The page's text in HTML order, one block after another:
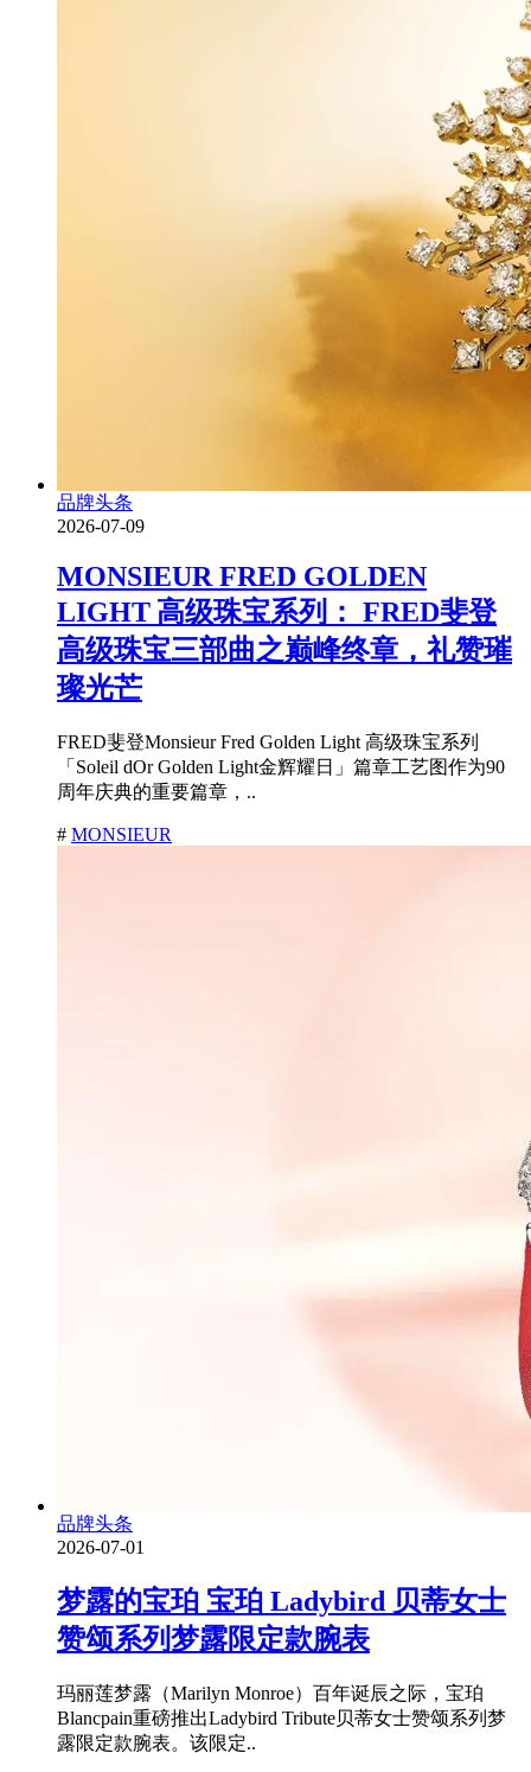
品牌头条
2026-07-09
MONSIEUR FRED GOLDEN
LIGHT 高级珠宝系列： FRED斐登
高级珠宝三部曲之巅峰终章，礼赞璀
璨光芒
FRED斐登Monsieur Fred Golden Light 高级珠宝系列
「Soleil dOr Golden Light金辉耀日」篇章工艺图作为90
周年庆典的重要篇章，..
# MONSIEUR
品牌头条
2026-07-01
梦露的宝珀 宝珀 Ladybird 贝蒂女士
赞颂系列梦露限定款腕表
玛丽莲梦露（Marilyn Monroe）百年诞辰之际，宝珀
Blancpain重磅推出Ladybird Tribute贝蒂女士赞颂系列梦
露限定款腕表。该限定..